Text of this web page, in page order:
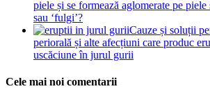
piele și se formează aglomerate pe piele
sau ‘fulgi’?
Cauze și soluții
periorală și alte afecțiuni care produc
uscăciune în jurul gurii
Cele mai noi comentarii